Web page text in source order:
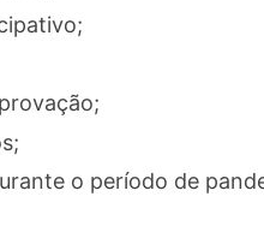
o período de